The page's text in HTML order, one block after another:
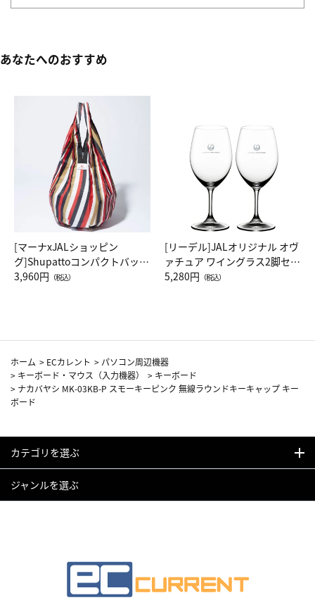
あなたへのおすすめ
[マーナxJALショッピン
グ]Shupattoコンパクトバッグ
Drop JAL客室乗務員（LC）ス
3,960円 （税込）
[リーデル]JALオリジナル オヴ
ァチュア ワイングラス2脚セッ
ト（レッドワイン）
5,280円 （税込）
ホーム > ECカレント > パソコン周辺機器
> キーボード・マウス（入力機器） > キーボード
> ナカバヤシ MK-03KB-P スモーキーピンク 無線ラウンドキーキャップ キー
ボード
カテゴリを選ぶ
ジャンルを選ぶ